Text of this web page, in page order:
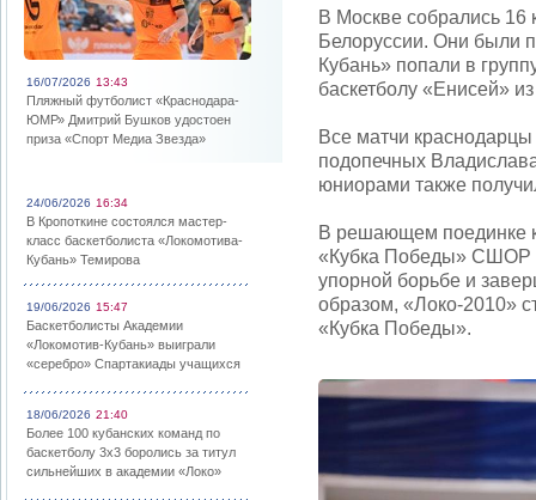
16/07/2026 13:43
Пляжный футболист «Краснодара-
ЮМР» Дмитрий Бушков удостоен
приза «Спорт Медиа Звезда»
24/06/2026 16:34
В Кропоткине состоялся мастер-
класс баскетболиста «Локомотива-
Кубань» Темирова
19/06/2026 15:47
Баскетболисты Академии
«Локомотив-Кубань» выиграли
«серебро» Спартакиады учащихся
18/06/2026 21:40
Более 100 кубанских команд по
баскетболу 3х3 боролись за титул
сильнейших в академии «Локо»
В Москве собрались 16
Белоруссии. Они были
Кубань» попали в
баскетболу «Енисей»
Все матчи
подопечных
юниорами также
В решающем поединке
«Кубка Победы» СШОР
упорной борьбе и
образом, «Локо-2010»
«Кубка Победы».